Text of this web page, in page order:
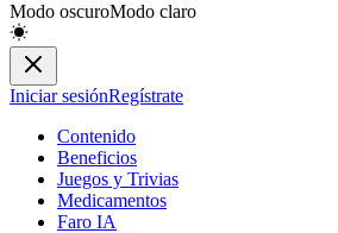
Modo oscuroModo claro
Iniciar sesiónRegístrate
Contenido
Beneficios
Juegos y Trivias
Medicamentos
Faro IA